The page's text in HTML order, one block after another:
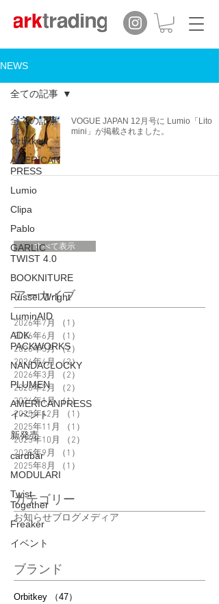
NEWS
全ての記事
Orbitkey
AMERICAN
PRESS
Lumio
Clipa
Pablo
GARLIC
TWIST 4.0
BOOKNITURE
Russel Wright
LuminAID
ADK
PACKWORKS
NANDACLOCKY
PLUMEN
AMERICANPRESS
イベント
新発売
cardbar
MODULARI
Twist
Together
Freaker
イベント
全ての記事
VOGUE JAPAN 12月号に Lumio「Lito
mini」が掲載されました。
すべて表示
アーカイブ
2026年7月 （1）
2026年6月
（1）
2026年5月（2）
2026年4月 （2）2件の記事
2026年3月
（2）
2026年2月
（2）
2026年1月（1）1件の記事
2025年12月
（1）
2025年11月
（1）
2025年10月
（2）
2025年9月
（1）
2025年8月
（1）
カテゴリー
お知らせブログメディア
ブランド
Orbitkey （47）